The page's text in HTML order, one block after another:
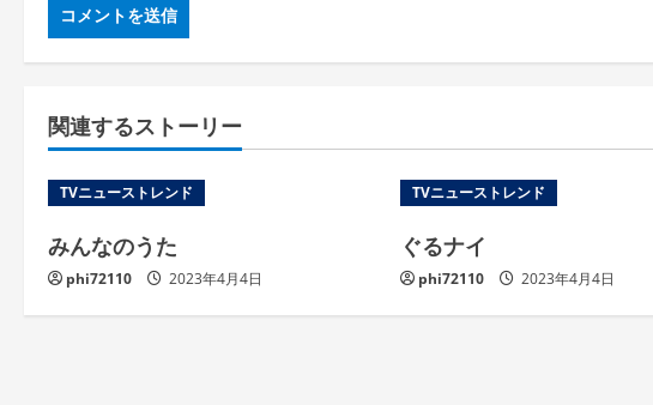
関連するストーリー
TVニューストレンド
みんなのうた
phi72110 2023年4月4日
TVニューストレンド
ぐるナイ
phi72110 2023年4月4日